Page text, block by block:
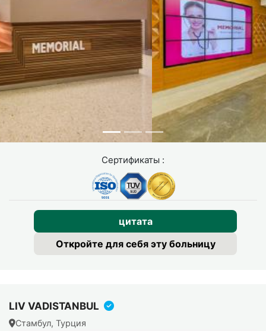
Сертификаты :
цитата
Откройте для себя эту больницу
LIV VADISTANBUL
Стамбул, Турция